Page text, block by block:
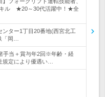
キル ★20～30代活躍中！★全
ター1丁目20番地(西宮北工
「岡…
手当＋賞与年2回※年齢・経
規定により優遇い…